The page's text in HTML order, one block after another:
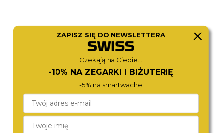
14134-014 14134-011
ZAPISZ SIĘ DO NEWSLETTERA
Czekają na Ciebie...
-10% NA ZEGARKI I BIŻUTERIĘ
-5% na smartwache